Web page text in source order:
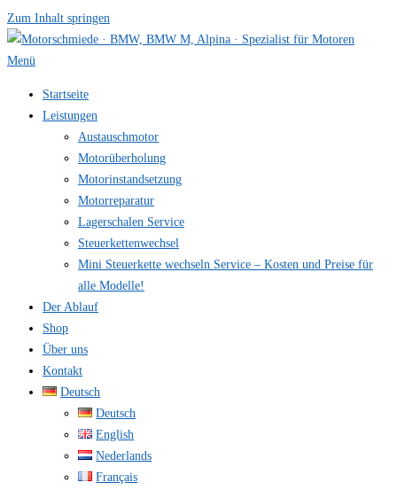
Zum Inhalt springen
Menü
Startseite
Leistungen
Austauschmotor
Motorüberholung
Motorinstandsetzung
Motorreparatur
Lagerschalen Service
Steuerkettenwechsel
Mini Steuer­kette wechseln Service – Kosten und Preise für
alle Modelle!
Der Ablauf
Shop
Über uns
Kontakt
Deutsch
Deutsch
English
Nederlands
Français